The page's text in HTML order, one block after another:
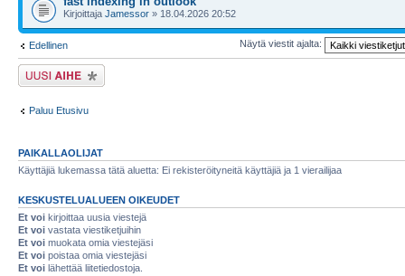
Kirjoittaja Jamessor » 18.04.2026 20:52
Edellinen Näytä viestit ajalta:
Lähetä uusi viesti
Paluu Etusivu
PAIKALLAOLIJAT
Käyttäjiä lukemassa tätä aluetta: Ei rekisteröityneitä käyttäjiä ja 1 vierailijaa
KESKUSTELUALUEEN OIKEUDET
Et voi kirjoittaa uusia viestejä
Et voi vastata viestiketjuihin
Et voi muokata omia viestejäsi
Et voi poistaa omia viestejäsi
Et voi lähettää liitetiedostoja.